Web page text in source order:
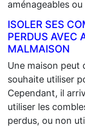
aménageables ou
ISOLER SES
PERDUS AVEC
MALMAISON
Une maison peut
souhaite utiliser
Cependant, il
utiliser les
perdus, ou non